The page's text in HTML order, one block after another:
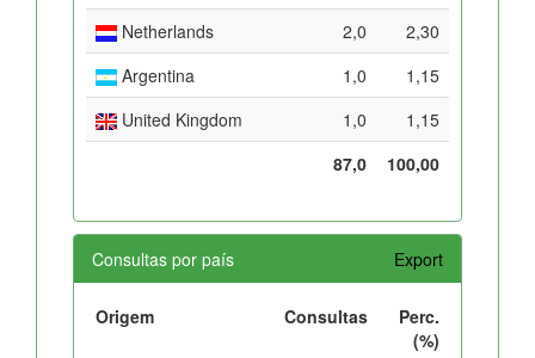
Netherlands 2,0
2,30
Argentina
1,0
1,15
United Kingdom
1,0
1,15
87,0
100,00
Consultas por país Export
Origem Consultas
Perc.
(%)